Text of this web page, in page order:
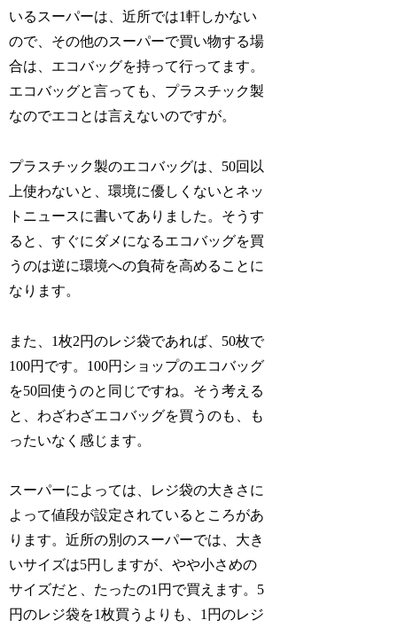
いるスーパーは、近所では1軒しかない
ので、その他のスーパーで買い物する場
合は、エコバッグを持って行ってます。
エコバッグと言っても、プラスチック製
なのでエコとは言えないのですが。
プラスチック製のエコバッグは、50回以
上使わないと、環境に優しくないとネッ
トニュースに書いてありました。そうす
ると、すぐにダメになるエコバッグを買
うのは逆に環境への負荷を高めることに
なります。
また、1枚2円のレジ袋であれば、50枚で
100円です。100円ショップのエコバッグ
を50回使うのと同じですね。そう考える
と、わざわざエコバッグを買うのも、も
ったいなく感じます。
スーパーによっては、レジ袋の大きさに
よって値段が設定されているところがあ
ります。近所の別のスーパーでは、大き
いサイズは5円しますが、やや小さめの
サイズだと、たったの1円で買えます。5
円のレジ袋を1枚買うよりも、1円のレジ